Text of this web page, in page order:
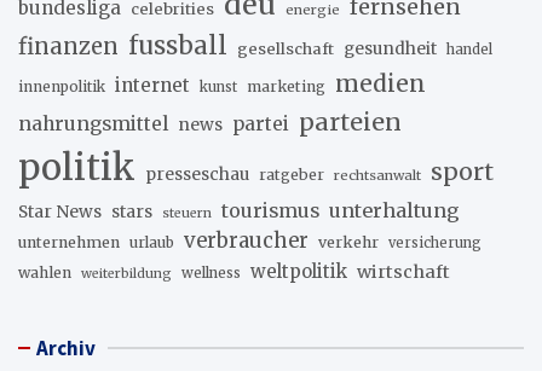
bundesliga celebrities energie
fernsehen
finanzen fussball gesellschaft gesundheit handel
innenpolitik internet kunst marketing medien
nahrungsmittel news partei parteien
politik presseschau ratgeber rechtsanwalt sport
Star News stars steuern tourismus unterhaltung
unternehmen urlaub verbraucher verkehr versicherung
wahlen weiterbildung wellness weltpolitik wirtschaft
Archiv